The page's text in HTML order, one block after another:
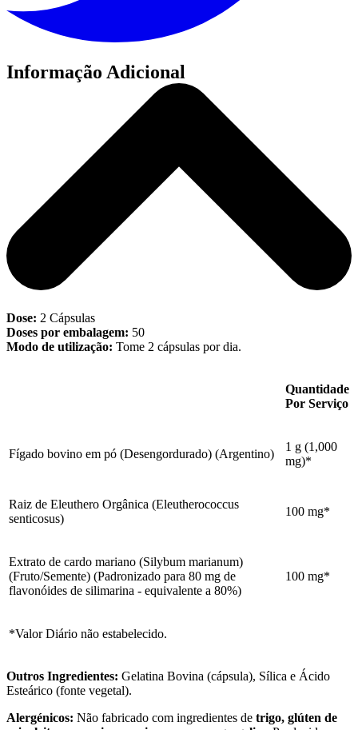
Informação Adicional
Dose: 2 Cápsulas
Doses por embalagem: 50
Modo de utilização: Tome 2 cápsulas por dia.
Quantidade
Por Serviço
Fígado bovino em pó (Desengordurado) (Argentino)
1 g (1,000
mg)*
Raiz de Eleuthero Orgânica (Eleutherococcus
senticosus)
100 mg*
Extrato de cardo mariano (Silybum marianum)
(Fruto/Semente) (Padronizado para 80 mg de
flavonóides de silimarina - equivalente a 80%)
100 mg*
*Valor Diário não estabelecido.
Outros Ingredientes: Gelatina Bovina (cápsula), Sílica e Ácido
Esteárico (fonte vegetal).
Alergénicos: Não fabricado com ingredientes de trigo, glúten de